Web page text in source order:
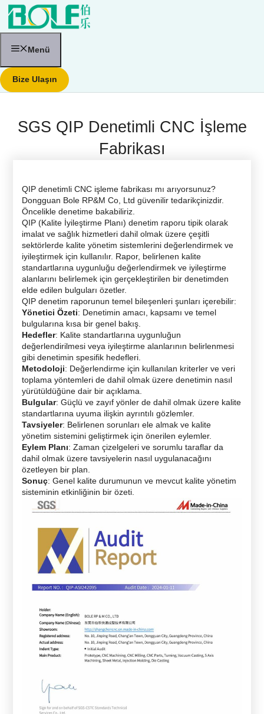
İçeriğe
atla
Menü
Bize Ulaşın
SGS QIP Denetimli CNC İşleme
Fabrikası
QIP denetimli CNC işleme fabrikası mı arıyorsunuz?
Dongguan Bole RP&M Co, Ltd güvenilir tedarikçinizdir.
Öncelikle denetime bakabiliriz.
QIP (Kalite İyileştirme Planı) denetim raporu tipik olarak
imalat ve sağlık hizmetleri dahil olmak üzere çeşitli
sektörlerde kalite yönetim sistemlerini değerlendirmek ve
iyileştirmek için kullanılır. Rapor, belirlenen kalite
standartlarına uygunluğu değerlendirmek ve iyileştirme
alanlarını belirlemek için gerçekleştirilen bir denetimden
elde edilen bulguları özetler.
QIP denetim raporunun temel bileşenleri şunları içerebilir:
Yönetici Özeti: Denetimin amacı, kapsamı ve temel
bulgularına kısa bir genel bakış.
Hedefler: Kalite standartlarına uygunluğun
değerlendirilmesi veya iyileştirme alanlarının belirlenmesi
gibi denetimin spesifik hedefleri.
Metodoloji: Değerlendirme için kullanılan kriterler ve veri
toplama yöntemleri de dahil olmak üzere denetimin nasıl
yürütüldüğüne dair bir açıklama.
Bulgular: Güçlü ve zayıf yönler de dahil olmak üzere kalite
standartlarına uyuma ilişkin ayrıntılı gözlemler.
Tavsiyeler: Belirlenen sorunları ele almak ve kalite
yönetim sistemini geliştirmek için önerilen eylemler.
Eylem Planı: Zaman çizelgeleri ve sorumlu taraflar da
dahil olmak üzere tavsiyelerin nasıl uygulanacağını
özetleyen bir plan.
Sonuç: Genel kalite durumunun ve mevcut kalite yönetim
sisteminin etkinliğinin bir özeti.